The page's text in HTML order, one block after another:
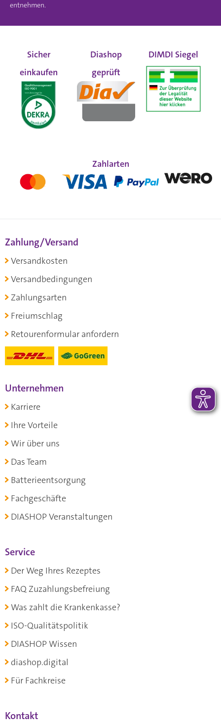
entnehmen.
Sicher
einkaufen
Diashop
geprüft
DIMDI Siegel
Zahlarten
Zahlung/Versand
Versandkosten
Versandbedingungen
Zahlungsarten
Freiumschlag
Retourenformular anfordern
Unternehmen
Karriere
Ihre Vorteile
Wir über uns
Das Team
Batterieentsorgung
Fachgeschäfte
DIASHOP Veranstaltungen
Service
Der Weg Ihres Rezeptes
FAQ Zuzahlungsbefreiung
Was zahlt die Krankenkasse?
ISO-Qualitätspolitik
DIASHOP Wissen
diashop.digital
Für Fachkreise
Kontakt